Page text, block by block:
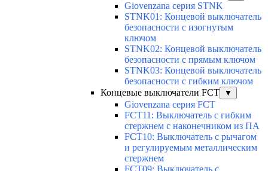
Giovenzana серия STNK
STNK01: Концевой выключатель
безопасности с изогнутым
ключом
STNK02: Концевой выключатель
безопасности с прямым ключом
STNK03: Концевой выключатель
безопасности с гибким ключом
Концевые выключатели FCT
▼
Giovenzana серия FCT
FCT11: Выключатель с гибким
стержнем с наконечником из ПА
FCT10: Выключатель с рычагом
и регулируемым металлическим
стержнем